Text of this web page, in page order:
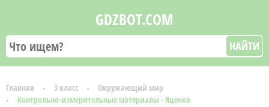
GDZBOT.COM
НАЙТИ
Главная 3 класс
Окружающий мир
Контрольно-измерительные материалы - Яценко